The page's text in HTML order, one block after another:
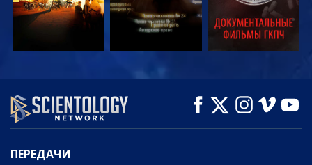
СМОТРЕТЬ СМОТРЕТЬ
СМОТРЕТЬ
ПЕРЕДАЧИ
ПЕРЕДАЧИ